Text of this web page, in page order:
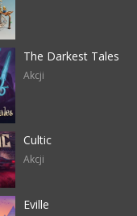
The Darkest Tales
Akcji
Cultic
Akcji
Eville